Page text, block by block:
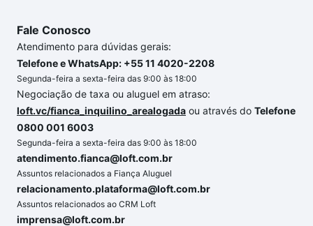
Fale Conosco
Atendimento para dúvidas gerais:
Telefone e WhatsApp: +55 11 4020-2208
Segunda-feira a sexta-feira das 9:00 às 18:00
Negociação de taxa ou aluguel em atraso:
loft.vc/fianca_inquilino_arealogada ou através do Telefone
0800 001 6003
Segunda-feira a sexta-feira das 9:00 às 18:00
atendimento.fianca@loft.com.br
Assuntos relacionados a Fiança Aluguel
relacionamento.plataforma@loft.com.br
Assuntos relacionados ao CRM Loft
imprensa@loft.com.br